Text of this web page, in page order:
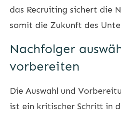
das Recruiting sichert die
somit die Zukunft des
Nachfolger
vorbereiten
Die Auswahl und
ist ein kritischer Schritt in